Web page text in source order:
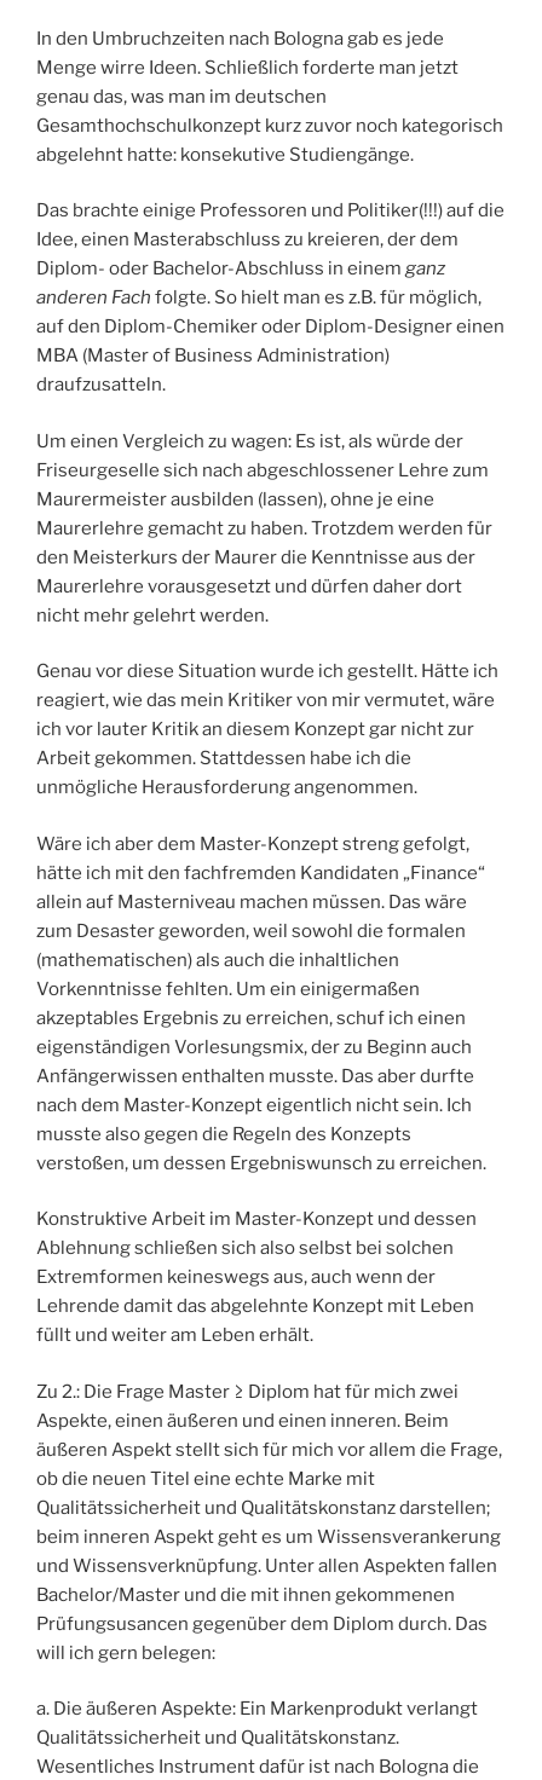
In den Umbruchzeiten nach Bologna gab es jede
Menge wirre Ideen. Schließlich forderte man jetzt
genau das, was man im deutschen
Gesamthochschulkonzept kurz zuvor noch kategorisch
abgelehnt hatte: konsekutive Studiengänge.
Das brachte einige Professoren und Politiker(!!!) auf die
Idee, einen Masterabschluss zu kreieren, der dem
Diplom- oder Bachelor-Abschluss in einem ganz
anderen Fach folgte. So hielt man es z.B. für möglich,
auf den Diplom-Chemiker oder Diplom-Designer einen
MBA (Master of Business Administration)
draufzusatteln.
Um einen Vergleich zu wagen: Es ist, als würde der
Friseurgeselle sich nach abgeschlossener Lehre zum
Maurermeister ausbilden (lassen), ohne je eine
Maurerlehre gemacht zu haben. Trotzdem werden für
den Meisterkurs der Maurer die Kenntnisse aus der
Maurerlehre vorausgesetzt und dürfen daher dort
nicht mehr gelehrt werden.
Genau vor diese Situation wurde ich gestellt. Hätte ich
reagiert, wie das mein Kritiker von mir vermutet, wäre
ich vor lauter Kritik an diesem Konzept gar nicht zur
Arbeit gekommen. Stattdessen habe ich die
unmögliche Herausforderung angenommen.
Wäre ich aber dem Master-Konzept streng gefolgt,
hätte ich mit den fachfremden Kandidaten „Finance“
allein auf Masterniveau machen müssen. Das wäre
zum Desaster geworden, weil sowohl die formalen
(mathematischen) als auch die inhaltlichen
Vorkenntnisse fehlten. Um ein einigermaßen
akzeptables Ergebnis zu erreichen, schuf ich einen
eigenständigen Vorlesungsmix, der zu Beginn auch
Anfängerwissen enthalten musste. Das aber durfte
nach dem Master-Konzept eigentlich nicht sein. Ich
musste also gegen die Regeln des Konzepts
verstoßen, um dessen Ergebniswunsch zu erreichen.
Konstruktive Arbeit im Master-Konzept und dessen
Ablehnung schließen sich also selbst bei solchen
Extremformen keineswegs aus, auch wenn der
Lehrende damit das abgelehnte Konzept mit Leben
füllt und weiter am Leben erhält.
Zu 2.: Die Frage Master ≥ Diplom hat für mich zwei
Aspekte, einen äußeren und einen inneren. Beim
äußeren Aspekt stellt sich für mich vor allem die Frage,
ob die neuen Titel eine echte Marke mit
Qualitätssicherheit und Qualitätskonstanz darstellen;
beim inneren Aspekt geht es um Wissensverankerung
und Wissensverknüpfung. Unter allen Aspekten fallen
Bachelor/Master und die mit ihnen gekommenen
Prüfungsusancen gegenüber dem Diplom durch. Das
will ich gern belegen:
a. Die äußeren Aspekte: Ein Markenprodukt verlangt
Qualitätssicherheit und Qualitätskonstanz.
Wesentliches Instrument dafür ist nach Bologna die